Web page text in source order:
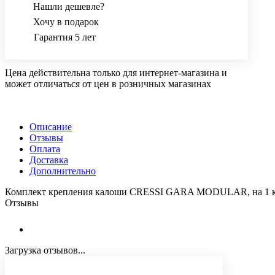
Нашли дешевле?
Хочу в подарок
Гарантия 5 лет
Цена действительна только для интернет-магазина и
может отличаться от цен в розничных магазинах
Описание
Отзывы
Оплата
Доставка
Дополнительно
Комплект крепления калоши CRESSI GARA MODULAR, на 1
Отзывы
Загрузка отзывов...